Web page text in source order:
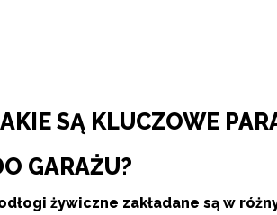
SĄ KLUCZOWE
GARAŻU?
żywiczne zakładane są w